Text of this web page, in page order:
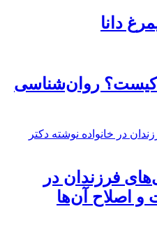
دانا
کیست؟ روان‌شناسی
فرزندان در
و اصلاح آن‌ها